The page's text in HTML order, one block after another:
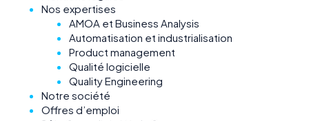
Nos expertises
AMOA et Business Analysis
Automatisation et industrialisation
Product management
Qualité logicielle
Quality Engineering
Notre société
Offres d’emploi